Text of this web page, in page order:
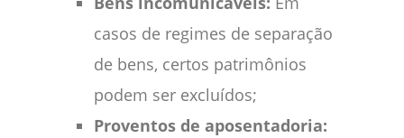
casos de regimes de separação
de bens, certos patrimônios
podem ser excluídos;
Proventos de aposentadoria: